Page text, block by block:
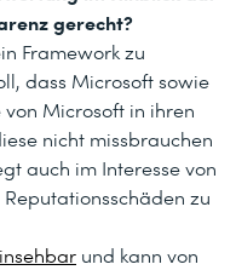
gerecht?
Framework zu
dass Microsoft sowie
Microsoft in ihren
nicht missbrauchen
auch im Interesse von
zu
und kann von